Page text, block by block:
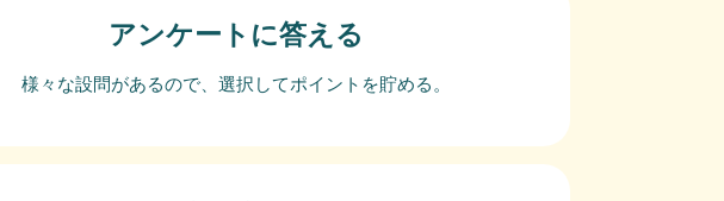
アンケートに答える
様々な設問があるので、選択してポイントを貯める。